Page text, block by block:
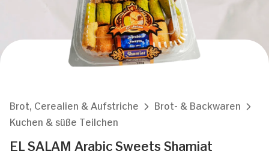
Brot, Cerealien & Aufstriche
Brot- & Backwaren
Kuchen & süße Teilchen
EL SALAM Arabic Sweets Shamiat